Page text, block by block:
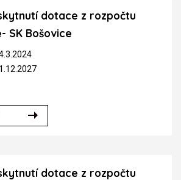
dotace z rozpočtu
SK Bošovice
dotace z rozpočtu